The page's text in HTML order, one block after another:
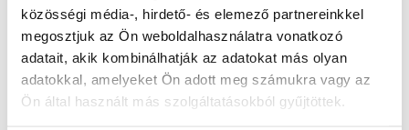
közösségi média-, hirdető- és elemező partnereinkkel
megosztjuk az Ön weboldalhasználatra vonatkozó
adatait, akik kombinálhatják az adatokat más olyan
adatokkal, amelyeket Ön adott meg számukra vagy az
Ön által használt más szolgáltatásokból gyűjtöttek.
Vásárlói vélemények